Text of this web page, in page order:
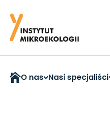
O nas Nasi specjaliści